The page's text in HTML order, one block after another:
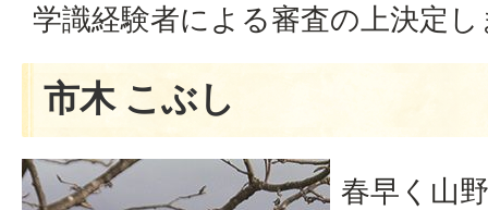
学識経験者による審査の上決定
市木 こぶし
春早く山